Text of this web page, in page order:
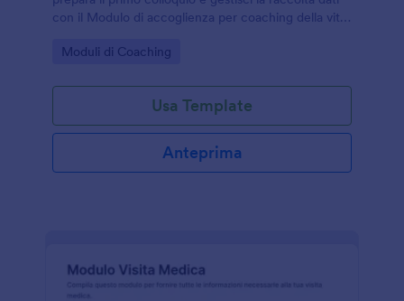
con il Modulo di accoglienza per coaching della vita,
lavorano online o in studio.
Go to Category:
Moduli di Coaching
Usa Template
Anteprima